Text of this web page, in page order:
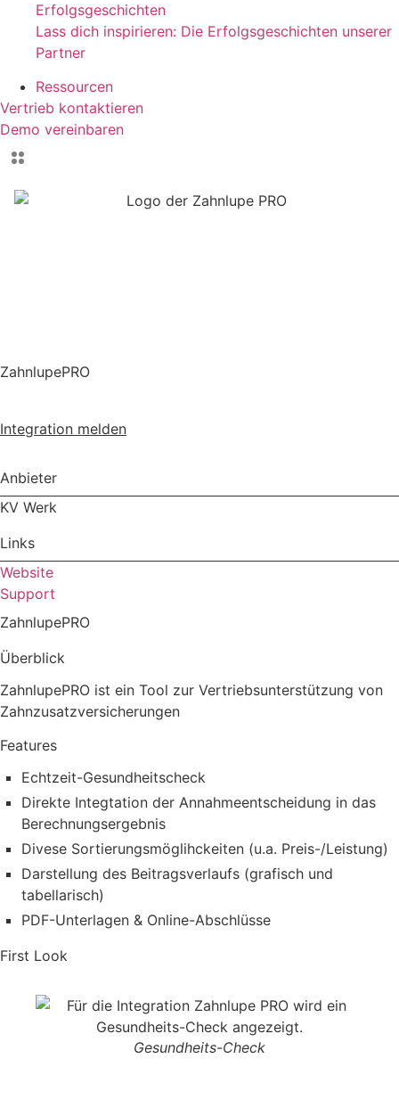
Erfolgsgeschichten
Lass dich inspirieren: Die Erfolgsgeschichten unserer
Partner
Ressourcen
Vertrieb kontaktieren
Demo vereinbaren
ZahnlupePRO
Integration melden
Anbieter
KV Werk
Links
Website
Support
ZahnlupePRO
Überblick
ZahnlupePRO ist ein Tool zur Vertriebsunterstützung von
Zahnzusatzversicherungen
Features
Echtzeit-Gesundheitscheck
Direkte Integtation der Annahmeentscheidung in das
Berechnungsergebnis
Divese Sortierungsmöglihckeiten (u.a. Preis-/Leistung)
Darstellung des Beitragsverlaufs (grafisch und
tabellarisch)
PDF-Unterlagen & Online-Abschlüsse
First Look
Gesundheits-Check